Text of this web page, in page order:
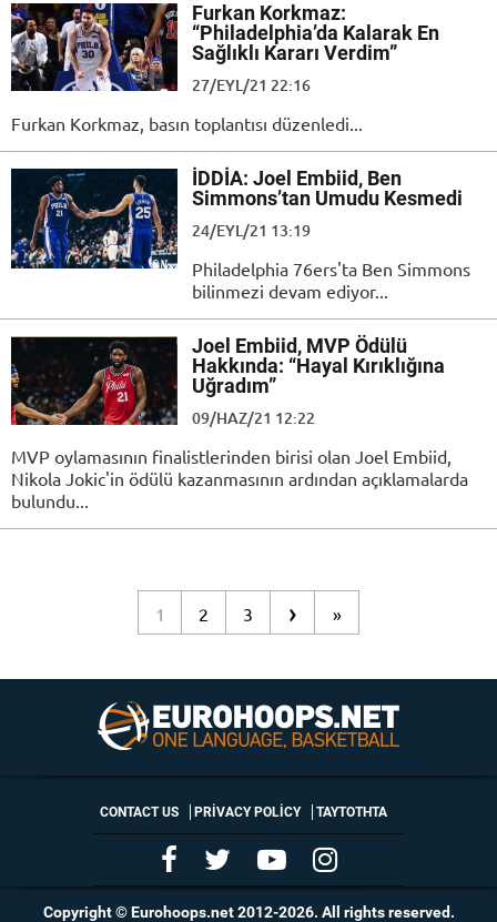
Furkan Korkmaz:
“Philadelphia’da Kalarak En
Sağlıklı Kararı Verdim”
27/EYL/21 22:16
Furkan Korkmaz, basın toplantısı düzenledi...
İDDİA: Joel Embiid, Ben
Simmons’tan Umudu Kesmedi
24/EYL/21 13:19
Philadelphia 76ers'ta Ben Simmons
bilinmezi devam ediyor...
Joel Embiid, MVP Ödülü
Hakkında: “Hayal Kırıklığına
Uğradım”
09/HAZ/21 12:22
MVP oylamasının finalistlerinden birisi olan Joel Embiid,
Nikola Jokic'in ödülü kazanmasının ardından açıklamalarda
bulundu...
1 2 3 › »
CONTACT US PRIVACY POLICY ΤΑΥΤΟΤΗΤΑ
Copyright © Eurohoops.net 2012-2026. All rights reserved.